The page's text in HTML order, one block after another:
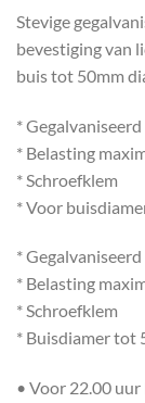
Stevige
bevestiging van
buis tot 50mm
* Gegalvaniseerd
* Belasting
* Schroefklem
* Voor
* Gegalvaniseerd
* Belasting
* Schroefklem
* Buisdiamer tot
• Voor 22.00